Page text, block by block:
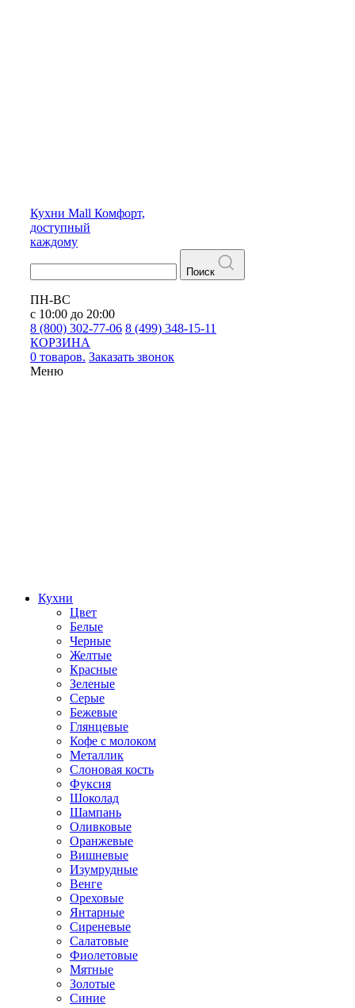
Кухни Mall Комфорт,
доступный
каждому
Поиск
ПН-ВС
с 10:00 до 20:00
8 (800) 302-77-06 8 (499) 348-15-11
КОРЗИНА
0 товаров. Заказать звонок
Меню
Кухни
Цвет
Белые
Черные
Желтые
Красные
Зеленые
Серые
Бежевые
Глянцевые
Кофе с молоком
Металлик
Слоновая кость
Фуксия
Шоколад
Шампань
Оливковые
Оранжевые
Вишневые
Изумрудные
Венге
Ореховые
Янтарные
Сиреневые
Салатовые
Фиолетовые
Мятные
Золотые
Синие